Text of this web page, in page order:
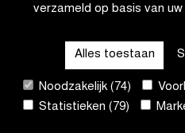
verzameld op basis van
Alles toestaan
Noodzakelijk (74)
Statistieken (79)
VOLG ONS